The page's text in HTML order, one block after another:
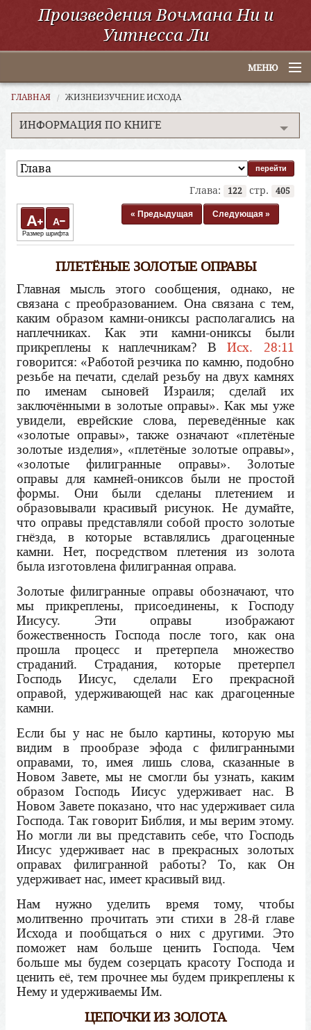
Произведения Вочмана Ни и
Уитнесса Ли
МЕНЮ
Главная
По алфавиту
Электронные книги
ССУО
ГЛАВНАЯ ЖИЗНЕИЗУЧЕНИЕ ИСХОДА
ИНФОРМАЦИЯ ПО КНИГЕ
Глава: 122 стр. 405
A A
Размер шрифта
« Предыдущая Следующая »
ПЛЕТЁНЫЕ ЗОЛОТЫЕ ОПРАВЫ
Главная мысль этого сообщения, однако, не
связана с преобразованием. Она связана с тем,
каким образом камни-ониксы располагались на
наплечниках. Как эти камни-ониксы были
прикреплены к наплечникам? ВИсх. 28:11
говорится: «Работой резчика по камню, подобно
резьбе на печати, сделай резьбу на двух камнях
по именам сыновей Израиля; сделай их
заключёнными в золотые оправы». Как мы уже
увидели, еврейские слова, переведённые как
«золотые оправы», также означают «плетёные
золотые изделия», «плетёные золотые оправы»,
«золотые филигранные оправы». Золотые
оправы для камней-ониксов были не простой
формы. Они были сделаны плетением и
образовывали красивый рисунок. Не думайте,
что оправы представляли собой просто золотые
гнёзда, в которые вставлялись драгоценные
камни. Нет, посредством плетения из золота
была изготовлена филигранная оправа.
Золотые филигранные оправы обозначают, что
мы прикреплены, присоединены, к Господу
Иисусу. Эти оправы изображают
божественность Господа после того, как она
прошла процесс и претерпела множество
страданий. Страдания, которые претерпел
Господь Иисус, сделали Его прекрасной
оправой, удерживающей нас как драгоценные
камни.
Если бы у нас не было картины, которую мы
видим в прообразе эфода с филигранными
оправами, то, имея лишь слова, сказанные в
Новом Завете, мы не смогли бы узнать, каким
образом Господь Иисус удерживает нас. В
Новом Завете показано, что нас удерживает сила
Господа. Так говорит Библия, и мы верим этому.
Но могли ли вы представить себе, что Господь
Иисус удерживает нас в прекрасных золотых
оправах филигранной работы? То, как Он
удерживает нас, имеет красивый вид.
Нам нужно уделить время тому, чтобы
молитвенно прочитать эти стихи в 28-й главе
Исхода и пообщаться о них с другими. Это
поможет нам больше ценить Господа. Чем
больше мы будем созерцать красоту Господа и
ценить её, тем прочнее мы будем прикреплены к
Нему и удерживаемы Им.
ЦЕПОЧКИ ИЗ ЗОЛОТА